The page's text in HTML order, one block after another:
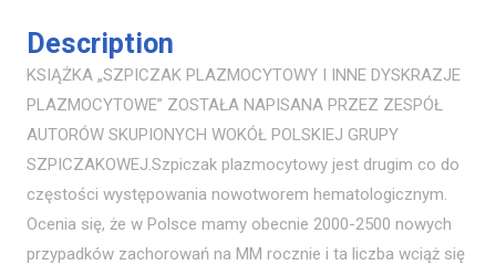
Description
KSIĄŻKA „SZPICZAK PLAZMOCYTOWY I INNE DYSKRAZJE
PLAZMOCYTOWE” ZOSTAŁA NAPISANA PRZEZ ZESPÓŁ
AUTORÓW SKUPIONYCH WOKÓŁ POLSKIEJ GRUPY
SZPICZAKOWEJ.Szpiczak plazmocytowy jest drugim co do
częstości występowania nowotworem hematologicznym.
Ocenia się, że w Polsce mamy obecnie 2000-2500 nowych
przypadków zachorowań na MM rocznie i ta liczba wciąż się